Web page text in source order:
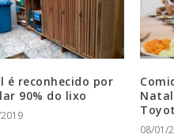
é reconhecido por
90% do lixo
08/01/